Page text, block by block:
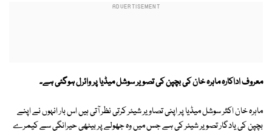
معروف اداکارہ ماہرہ خان کی بچپن کی تصویر سوشل میڈیا پر وائرل ہوگئی ہے۔
ماہرہ خان اکثر سوشل میڈیا پر اپنی تصاویر شیئر کرتی نظر آتی ہیں اس بار انہوں نے اپنے
بچپن کی یادگار تصویر شیئر کی ہے جس میں وہ جھولے پر بیٹھی حیرانگی سے کیمرے